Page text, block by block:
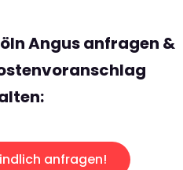
Angus anfragen &
anfragen!